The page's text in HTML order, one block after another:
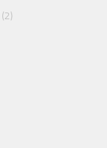
(2)